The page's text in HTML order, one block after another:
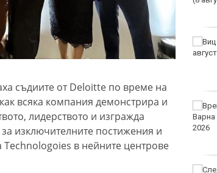
съдиите от Deloitte по време на
всяка компания демонстрира и
лидерството и изгражда
изключителните постижения и
Technologoies в нейните центрове